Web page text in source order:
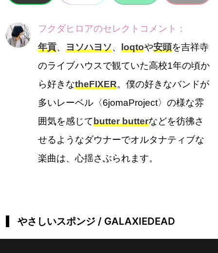
フクダヒロアのセレクトコメント：
年貢、 ヨソハヨソ、 loqtoや安頭を吉祥寺
のライブハウスで観ていた高校1年の頃か
ら好きなtheFIXER。僕の好きなバンドが
多いレーベル〈6jomaProject〉の様な雰
囲気を感じてbutter butterなどを彷彿さ
せるようなダウナーでオルタナティブな
楽曲は、心揺さぶられます。
やさしいスポンジ / GALAXIEDEAD